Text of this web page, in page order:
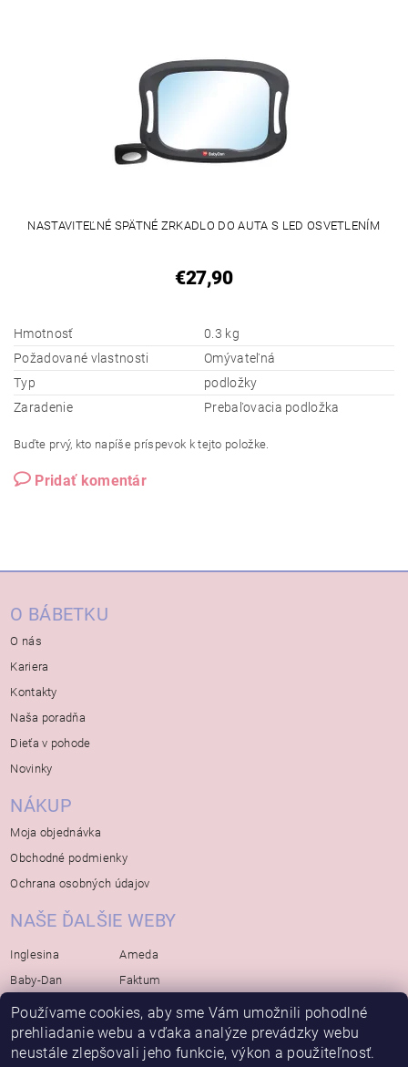
NASTAVITEĽNÉ SPÄTNÉ ZRKADLO DO AUTA S LED OSVETLENÍM
€27,90
Hmotnosť
0.3 kg
Požadované vlastnosti
Omývateľná
Typ
podložky
Zaradenie
Prebaľovacia podložka
Buďte prvý, kto napíše príspevok k tejto položke.
Pridať komentár
O BÁBETKU
O nás
Kariera
Kontakty
Naša poradňa
Dieťa v pohode
Novinky
NÁKUP
Moja objednávka
Obchodné podmienky
Ochrana osobných údajov
NAŠE ĎALŠIE WEBY
Inglesina
Baby-Dan
Rialto
Bébé-Jou
Avova
Ameda
Faktum
Koelstra
Bambino-Mio
Používame cookies, aby sme Vám umožnili pohodlné
prehliadanie webu a vďaka analýze prevádzky webu
neustále zlepšovali jeho funkcie, výkon a použiteľnosť.